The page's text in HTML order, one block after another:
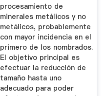
procesamiento de
minerales metálicos y no
metálicos, probablemente
con mayor incidencia en el
primero de los nombrados.
El objetivo principal es
efectuar la reducción de
tamaño hasta uno
adecuado para poder